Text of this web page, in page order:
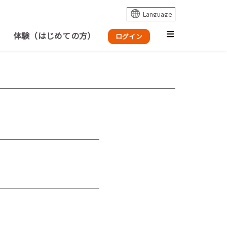
体験（はじめての方） ログイン